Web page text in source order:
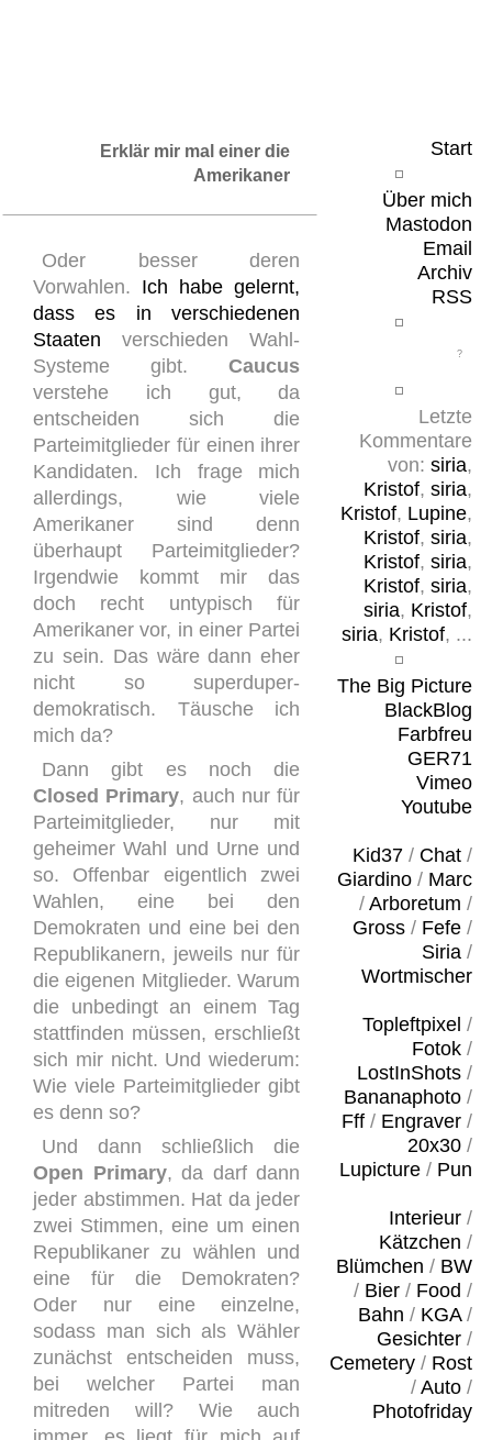
Start
Über mich
Mastodon
Email
Archiv
RSS
Letzte
Kommentare
von: siria,
Kristof, siria,
Kristof, Lupine,
Kristof, siria,
Kristof, siria,
Kristof, siria,
siria, Kristof,
siria, Kristof, ...
The Big Picture
BlackBlog
Farbfreu
GER71
Vimeo
Youtube
Kid37/ Chat/
Giardino/ Marc
/ Arboretum /
Gross/ Fefe/
Siria/
Wortmischer
Topleftpixel /
Fotok/
LostInShots/
Bananaphoto/
Fff/ Engraver/
20x30/
Lupicture/ Pun
Interieur/
Kätzchen /
Blümchen / BW
/ Bier/ Food /
Bahn / KGA/
Gesichter/
Cemetery/ Rost
/ Auto/
Photofriday
Erklär mir mal einer die
Amerikaner
Oder besser deren
Vorwahlen. Ich habe gelernt,
dass es in verschiedenen
Staaten verschieden Wahl-
Systeme gibt.Caucus
verstehe ich gut, da
entscheiden sich die
Parteimitglieder für einen ihrer
Kandidaten. Ich frage mich
allerdings, wie viele
Amerikaner sind denn
überhaupt Parteimitglieder?
Irgendwie kommt mir das
doch recht untypisch für
Amerikaner vor, in einer Partei
zu sein. Das wäre dann eher
nicht so superduper-
demokratisch. Täusche ich
mich da?
Dann gibt es noch die
Closed Primary, auch nur für
Parteimitglieder, nur mit
geheimer Wahl und Urne und
so. Offenbar eigentlich zwei
Wahlen, eine bei den
Demokraten und eine bei den
Republikanern, jeweils nur für
die eigenen Mitglieder. Warum
die unbedingt an einem Tag
stattfinden müssen, erschließt
sich mir nicht. Und wiederum:
Wie viele Parteimitglieder gibt
es denn so?
Und dann schließlich die
Open Primary, da darf dann
jeder abstimmen. Hat da jeder
zwei Stimmen, eine um einen
Republikaner zu wählen und
eine für die Demokraten?
Oder nur eine einzelne,
sodass man sich als Wähler
zunächst entscheiden muss,
bei welcher Partei man
mitreden will? Wie auch